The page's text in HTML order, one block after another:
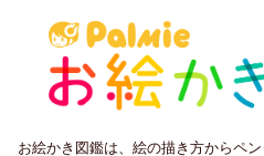
お絵かき図鑑は、絵の描き方からペ